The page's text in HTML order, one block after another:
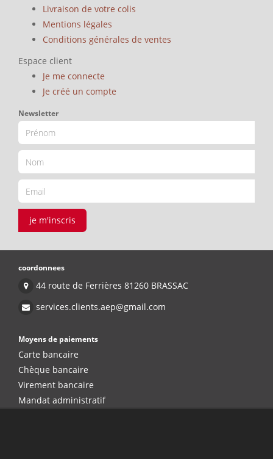
Livraison de votre colis
Mentions légales
Conditions générales de ventes
Espace client
Je me connecte
Je créé un compte
Newsletter
je m'inscris
coordonnees
44 route de Ferrières 81260 BRASSAC
services.clients.aep@gmail.com
Moyens de paiements
Carte bancaire
Chèque bancaire
Virement bancaire
Mandat administratif